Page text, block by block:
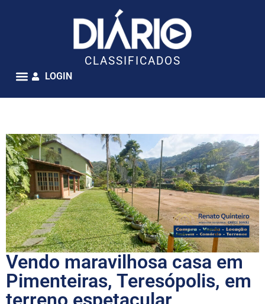
CLASSIFICADOS
LOGIN
Vendo maravilhosa casa em
Pimenteiras, Teresópolis, em